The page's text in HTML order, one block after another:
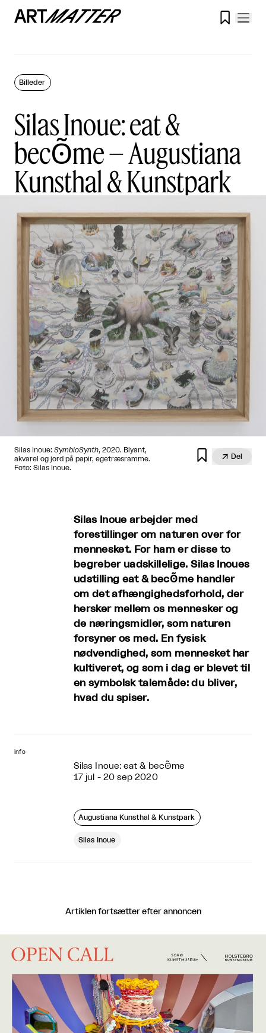

Silas Inoue: eat &
becʘ̃me – Augustiana
Kunsthal & Kunstpark
Billeder
Silas Inoue: SymbioSynth, 2020. Blyant,
akvarel og jord på papir, egetræsramme.
Foto: Silas Inoue.
  Del
Silas Inoue arbejder med
forestillinger om naturen over for
mennesket. For ham er disse to
begreber uadskillelige. Silas Inoues
udstilling eat & becʘ̃me handler
om det afhængighedsforhold, der
hersker mellem os mennesker og
de næringsmidler, som naturen
forsyner os med. En fysisk
nødvendighed, som mennesket har
kultiveret, og som i dag er blevet til
en symbolsk talemåde: du bliver,
hvad du spiser.
info
Silas Inoue: eat & becʘ̃me
17 jul - 20 sep 2020
Augustiana Kunsthal & Kunstpark
Silas Inoue
Artiklen fortsætter efter annoncen